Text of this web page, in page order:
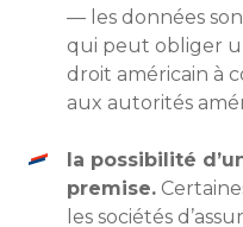
— les données
qui peut obliger
droit américain à
aux autorités
la possibilité
premise.
les sociétés